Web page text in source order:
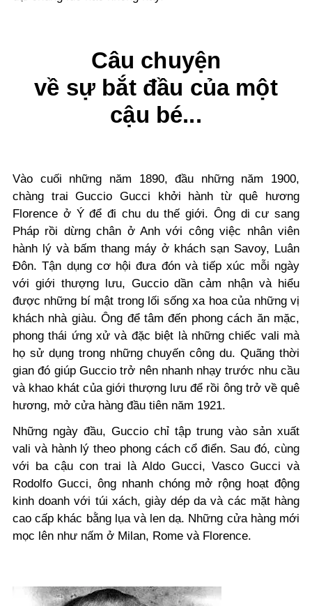
Câu chuyện
về sự bắt đầu của một
cậu bé...
Vào cuối những năm 1890, đầu những năm 1900,
chàng trai Guccio Gucci khởi hành từ quê hương
Florence ở Ý để đi chu du thế giới. Ông di cư sang
Pháp rồi dừng chân ở Anh với công việc nhân viên
hành lý và bấm thang máy ở khách sạn Savoy, Luân
Đôn. Tận dụng cơ hội đưa đón và tiếp xúc mỗi ngày
với giới thượng lưu, Guccio dần cảm nhận và hiểu
được những bí mật trong lối sống xa hoa của những vị
khách nhà giàu. Ông để tâm đến phong cách ăn mặc,
phong thái ứng xử và đặc biệt là những chiếc vali mà
họ sử dụng trong những chuyến công du. Quãng thời
gian đó giúp Guccio trở nên nhanh nhạy trước nhu cầu
và khao khát của giới thượng lưu để rồi ông trở về quê
hương, mở cửa hàng đầu tiên năm 1921.
Những ngày đầu, Guccio chỉ tập trung vào sản xuất
vali và hành lý theo phong cách cổ điển. Sau đó, cùng
với ba cậu con trai là Aldo Gucci, Vasco Gucci và
Rodolfo Gucci, ông nhanh chóng mở rộng hoạt động
kinh doanh với túi xách, giày dép da và các mặt hàng
cao cấp khác bằng lụa và len dạ. Những cửa hàng mới
mọc lên như nấm ở Milan, Rome và Florence.